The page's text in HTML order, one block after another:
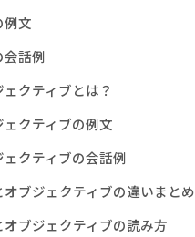
例文
会話例
ェクティブとは？
ェクティブの例文
ェクティブの会話例
オブジェクティブの違いまとめ
オブジェクティブの読み方